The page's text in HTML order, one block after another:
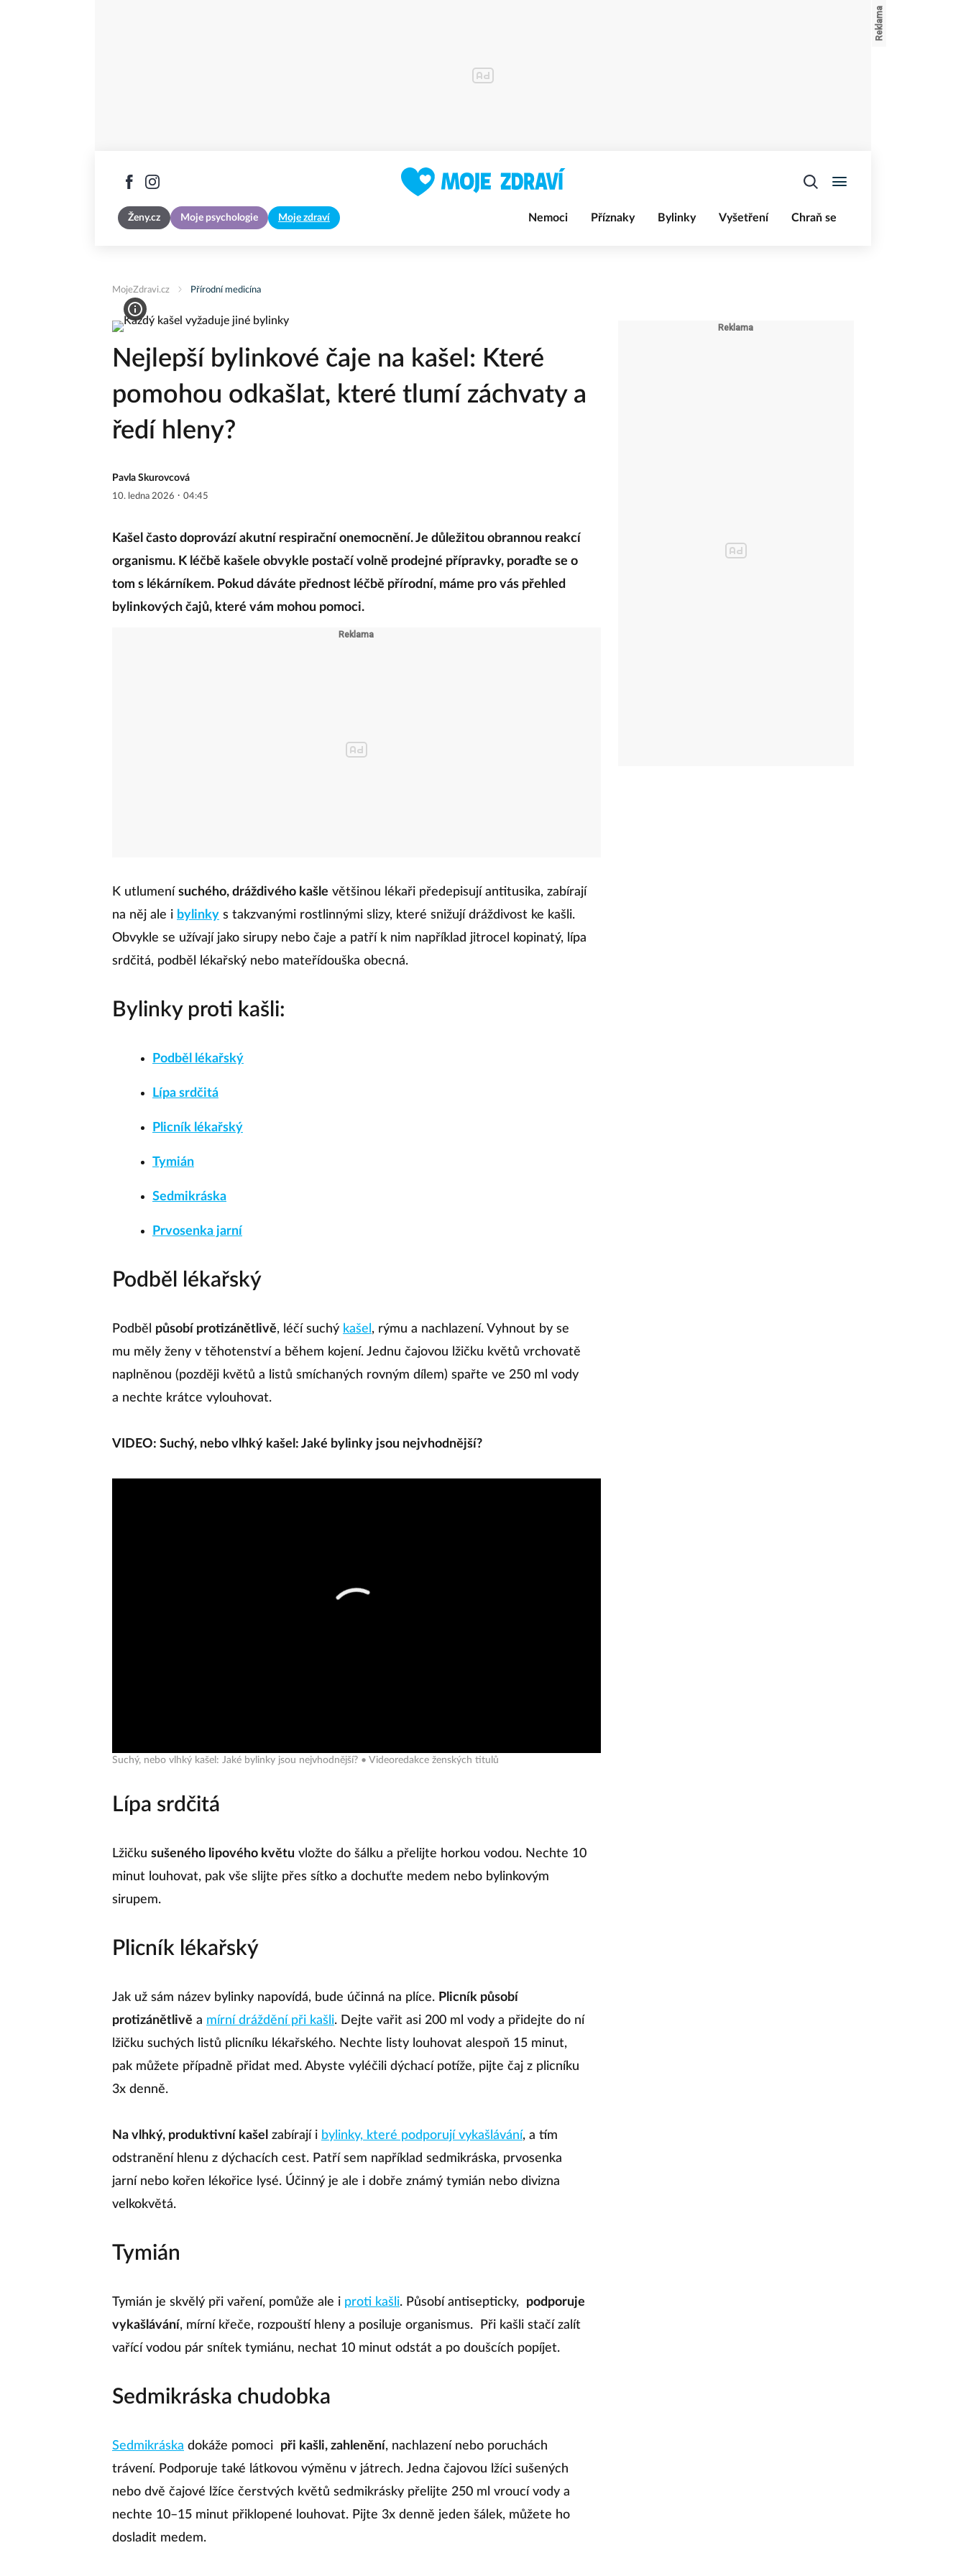
Ženy.cz Moje psychologie Moje zdraví Nemoci Příznaky Bylinky Vyšetření Chraň se
MojeZdravi.cz Přírodní medicína
Nejlepší bylinkové čaje na kašel: Které
pomohou odkašlat, které tlumí záchvaty a
ředí hleny?
Pavla Skurovcová
10. ledna 2026 · 04:45
Kašel často doprovází akutní respirační onemocnění. Je důležitou obrannou reakcí
organismu. K léčbě kašele obvykle postačí volně prodejné přípravky, poraďte se o
tom s lékárníkem. Pokud dáváte přednost léčbě přírodní, máme pro vás přehled
bylinkových čajů, které vám mohou pomoci.
K utlumení suchého, dráždivého kašle většinou lékaři předepisují antitusika, zabírají
na něj ale i bylinky s takzvanými rostlinnými slizy, které snižují dráždivost ke kašli.
Obvykle se užívají jako sirupy nebo čaje a patří k nim například jitrocel kopinatý, lípa
srdčitá, podběl lékařský nebo mateřídouška obecná.
Bylinky proti kašli:
Podběl lékařský
Lípa srdčitá
Plicník lékařský
Tymián
Sedmikráska
Prvosenka jarní
Podběl lékařský
Podběl působí protizánětlivě, léčí suchý kašel , rýmu a nachlazení. Vyhnout by se
mu měly ženy v těhotenství a během kojení. Jednu čajovou lžičku květů vrchovatě
naplněnou (později květů a listů smíchaných rovným dílem) spařte ve 250 ml vody
a nechte krátce vylouhovat.
VIDEO: Suchý, nebo vlhký kašel: Jaké bylinky jsou nejvhodnější?
Suchý, nebo vlhký kašel: Jaké bylinky jsou nejvhodnější? • Videoredakce ženských titulů
Lípa srdčitá
Lžičku sušeného lipového květu vložte do šálku a přelijte horkou vodou. Nechte 10
minut louhovat, pak vše slijte přes sítko a dochuťte medem nebo bylinkovým
sirupem.
Plicník lékařský
Jak už sám název bylinky napovídá, bude účinná na plíce. Plicník působí
protizánětlivě a mírní dráždění při kašli. Dejte vařit asi 200 ml vody a přidejte do ní
lžičku suchých listů plicníku lékařského. Nechte listy louhovat alespoň 15 minut,
pak můžete případně přidat med. Abyste vyléčili dýchací potíže, pijte čaj z plicníku
3x denně.
Na vlhký, produktivní kašel zabírají i bylinky, které podporují vykašlávání, a tím
odstranění hlenu z dýchacích cest. Patří sem například sedmikráska, prvosenka
jarní nebo kořen lékořice lysé. Účinný je ale i dobře známý tymián nebo divizna
velkokvětá.
Tymián
Tymián je skvělý při vaření, pomůže ale i proti kašli. Působí antisepticky,
podporuje
vykašlávání, mírní křeče, rozpouští hleny a posiluje organismus. Při kašli stačí zalít
vařící vodou pár snítek tymiánu, nechat 10 minut odstát a po doušcích popíjet.
Sedmikráska chudobka
Sedmikráska dokáže pomoci při kašli, zahlenění, nachlazení nebo poruchách
trávení. Podporuje také látkovou výměnu v játrech. Jedna čajovou lžíci sušených
nebo dvě čajové lžíce čerstvých květů sedmikrásky přelijte 250 ml vroucí vody a
nechte 10–15 minut přiklopené louhovat. Pijte 3x denně jeden šálek, můžete ho
dosladit medem.